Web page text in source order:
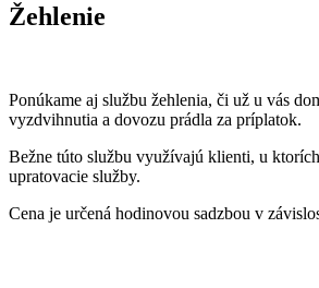
Žehlenie
Ponúkame aj službu žehlenia, či už u vás
vyzdvihnutia a dovozu prádla za príplatok.
Bežne túto službu využívajú klienti, u
upratovacie služby.
Cena je určená hodinovou sadzbou v